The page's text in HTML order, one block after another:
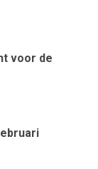
voor de